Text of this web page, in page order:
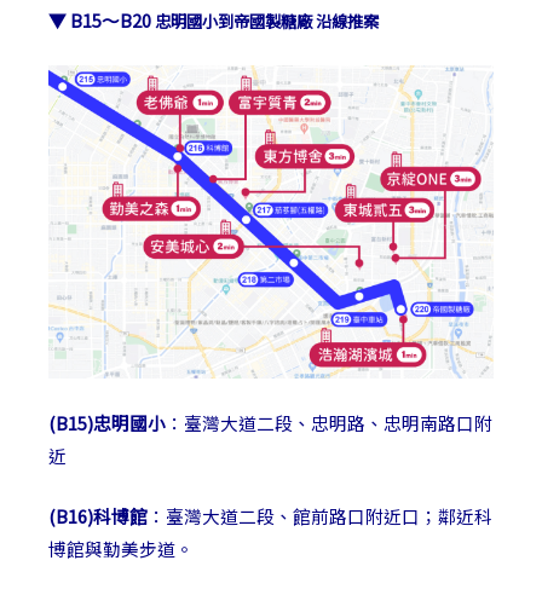
▼ B15～B20忠明國小到帝國製糖廠 沿線推案
(B15)忠明國小 ：臺灣大道二段、忠明路、忠明南路口附
近
(B16)科博館 ：臺灣大道二段、館前路口附近口；鄰近科
博館與勤美步道。